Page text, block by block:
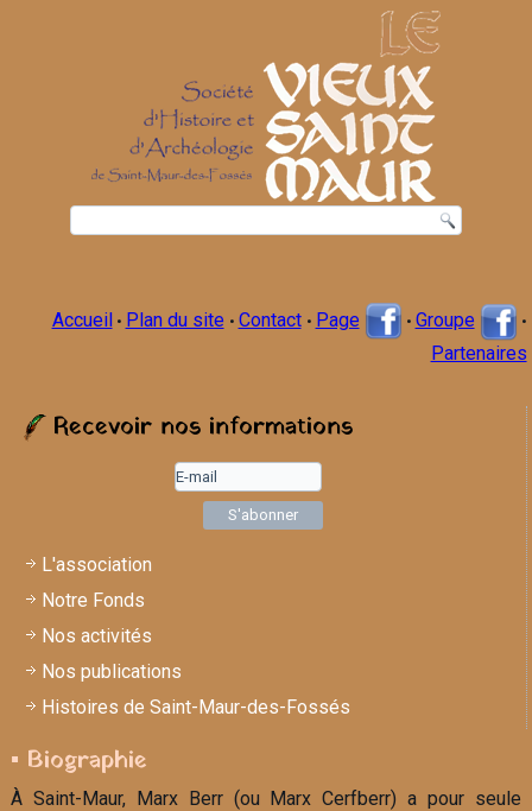
Accueil • Plan du site • Contact • Page • Groupe •
Partenaires
Recevoir nos informations
L'association
Notre Fonds
Nos activités
Nos publications
Histoires de Saint-Maur-des-Fossés
▪ Biographie
À Saint-Maur, Marx Berr (ou Marx Cerfberr) a pour seule